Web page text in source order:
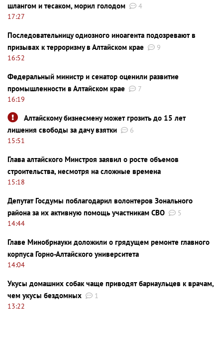
шлангом и тесаком, морил голодом
4
17:27
Последовательницу одиозного иноагента подозревают в
призывах к терроризму в Алтайском крае
9
16:52
Федеральный министр и сенатор оценили развитие
промышленности в Алтайском крае
7
16:19
Алтайскому бизнесмену может грозить до 15 лет
лишения свободы за дачу взятки
6
15:51
Глава алтайского Минстроя заявил о росте объемов
строительства, несмотря на сложные времена
15:18
Депутат Госдумы поблагодарил волонтеров Зонального
района за их активную помощь участникам СВО
5
14:44
Главе Минобрнауки доложили о грядущем ремонте главного
корпуса Горно-Алтайского университета
14:04
Укусы домашних собак чаще приводят барнаульцев к врачам,
чем укусы бездомных
1
13:22